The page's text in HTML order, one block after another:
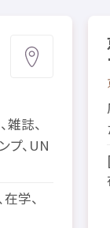
雑誌、
プ、UN
在学、